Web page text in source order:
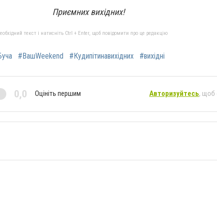
Приємних вихідних!
текст і натисніть Ctrl + Enter, щоб повідомити про це редакцію
#ВашWeekend #Кудипітинавихідних #вихідні
0,0 Оцініть першим Авторизуйтесь, щоб